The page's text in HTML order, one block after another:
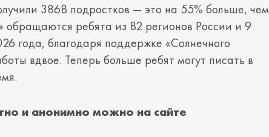
3868 подростков — это на 55% больше, чем
обращаются ребята из 82 регионов России и 9
года, благодаря поддержке «Солнечного
вдвое. Теперь больше ребят могут писать в
и анонимно можно на сайте